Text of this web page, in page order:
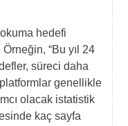
hedefi
“Bu yıl 24
süreci daha
genellikle
olacak istatistik
kaç sayfa